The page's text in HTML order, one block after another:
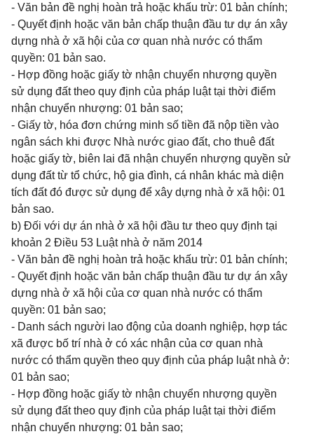
- Văn bản đề nghị hoàn trả hoặc khấu trừ: 01 bản chính;
- Quyết định hoặc văn bản chấp thuận đầu tư dự án xây
dựng nhà ở xã hội của cơ quan nhà nước có thẩm
quyền: 01 bản sao.
- Hợp đồng hoặc giấy tờ nhận chuyển nhượng quyền
sử dụng đất theo quy định của pháp luật tại thời điểm
nhận chuyển nhượng: 01 bản sao;
- Giấy tờ, hóa đơn chứng minh số tiền đã nộp tiền vào
ngân sách khi được Nhà nước giao đất, cho thuê đất
hoặc giấy tờ, biên lai đã nhận chuyển nhượng quyền sử
dụng đất từ tổ chức, hộ gia đình, cá nhân khác mà diện
tích đất đó được sử dụng để xây dựng nhà ở xã hội: 01
bản sao.
b) Đối với dự án nhà ở xã hội đầu tư theo quy định tại
khoản 2 Điều 53 Luật nhà ở năm 2014
- Văn bản đề nghị hoàn trả hoặc khấu trừ: 01 bản chính;
- Quyết định hoặc văn bản chấp thuận đầu tư dự án xây
dựng nhà ở xã hội của cơ quan nhà nước có thẩm
quyền: 01 bản sao;
- Danh sách người lao động của doanh nghiệp, hợp tác
xã được bố trí nhà ở có xác nhận của cơ quan nhà
nước có thẩm quyền theo quy định của pháp luật nhà ở:
01 bản sao;
- Hợp đồng hoặc giấy tờ nhận chuyển nhượng quyền
sử dụng đất theo quy định của pháp luật tại thời điểm
nhận chuyển nhượng: 01 bản sao;